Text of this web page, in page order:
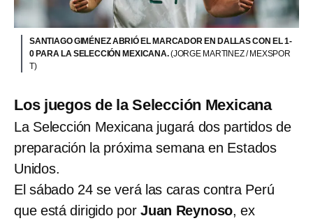
SANTIAGO GIMÉNEZ ABRIÓ EL MARCADOR EN DALLAS CON EL 1-
0 PARA LA SELECCIÓN MEXICANA.(JORGE MARTINEZ / MEXSPOR
T)
Los juegos de la Selección Mexicana
La Selección Mexicana jugará dos partidos de
preparación la próxima semana en Estados
Unidos.
El sábado 24 se verá las caras contra Perú
que está dirigido porJuan Reynoso, ex